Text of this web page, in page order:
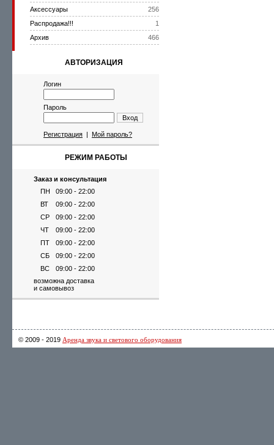
256
Аксессуары
1
Распродажа!!!
466
Архив
АВТОРИЗАЦИЯ
Логин
Пароль
Вход
Регистрация | Мой пароль?
РЕЖИМ РАБОТЫ
Заказ и консультация
ПН
09:00 - 22:00
ВТ
09:00 - 22:00
СР
09:00 - 22:00
ЧТ
09:00 - 22:00
ПТ
09:00 - 22:00
СБ
09:00 - 22:00
ВС
09:00 - 22:00
возможна доставка
и самовывоз
© 2009 - 2019 Аренда звука и светового оборудования